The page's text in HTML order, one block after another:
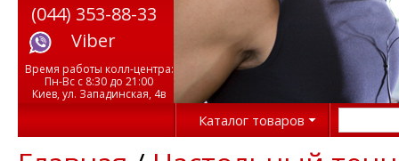
(044) 353-88-33
Viber
Время работы колл-центра:
Пн-Вс с 8:30 до 21:00
Киев, ул. Западинская, 4в
Каталог товаров